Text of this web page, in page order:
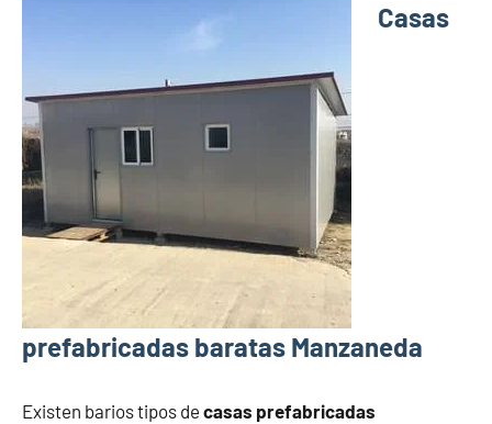
Casas
prefabricadas baratas Manzaneda
Existen barios tipos de casas prefabricadas